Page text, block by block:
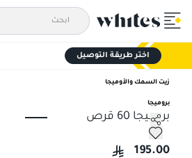
اختر طريقة التوصيل
زيت السمك والأوميجا
بروميجا
بروميجا 60 قرص
بروميجا 60 قرص
195.00